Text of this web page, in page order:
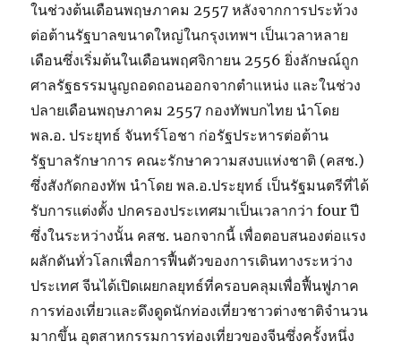
ในช่วงต้นเดือนพฤษภาคม 2557 หลังจากการประท้วง
ต่อต้านรัฐบาลขนาดใหญ่ในกรุงเทพฯ เป็นเวลาหลาย
เดือนซึ่งเริ่มต้นในเดือนพฤศจิกายน 2556 ยิ่งลักษณ์ถูก
ศาลรัฐธรรมนูญถอดถอนออกจากตำแหน่ง และในช่วง
ปลายเดือนพฤษภาคม 2557 กองทัพบกไทย นำโดย
พล.อ. ประยุทธ์ จันทร์โอชา ก่อรัฐประหารต่อต้าน
รัฐบาลรักษาการ คณะรักษาความสงบแห่งชาติ (คสช.)
ซึ่งสังกัดกองทัพ นำโดย พล.อ.ประยุทธ์ เป็นรัฐมนตรีที่ได้
รับการแต่งตั้ง ปกครองประเทศมาเป็นเวลากว่า four ปี
ซึ่งในระหว่างนั้น คสช. นอกจากนี้ เพื่อตอบสนองต่อแรง
ผลักดันทั่วโลกเพื่อการฟื้นตัวของการเดินทางระหว่าง
ประเทศ จีนได้เปิดเผยกลยุทธ์ที่ครอบคลุมเพื่อฟื้นฟูภาค
การท่องเที่ยวและดึงดูดนักท่องเที่ยวชาวต่างชาติจำนวน
มากขึ้น อุตสาหกรรมการท่องเที่ยวของจีนซึ่งครั้งหนึ่ง